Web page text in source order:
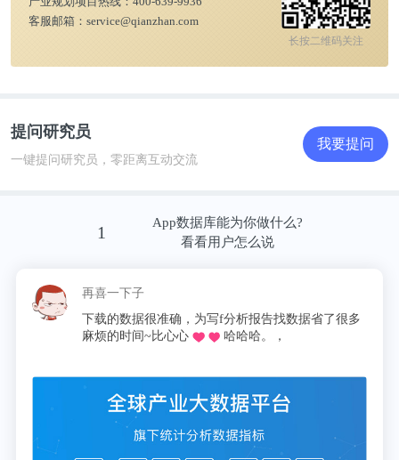
客服邮箱： service@qianzhan.com
长按二维码关注
提问研究员
一键提问研究员，零距离互动交流
我要提问
1
App数据库能为你做什么?
看看用户怎么说
再喜一下子
下载的数据很准确，为写f分析报告找数据省了很多
麻烦的时间~比心心
哈哈哈。，